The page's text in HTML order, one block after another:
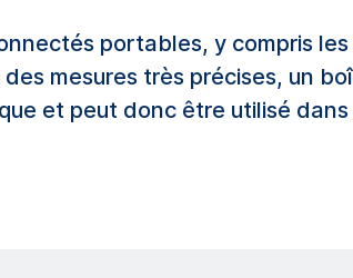
portables, y compris
mesures très précises, un
et peut donc être utilisé